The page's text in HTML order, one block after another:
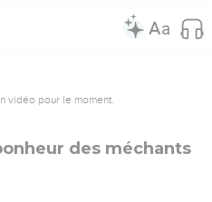
vidéo pour le moment.
des méchants